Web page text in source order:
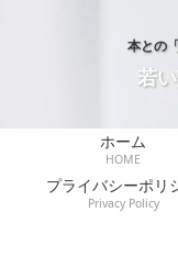
本との
若
ホーム
HOME
プライバシーポリ
Privacy Policy